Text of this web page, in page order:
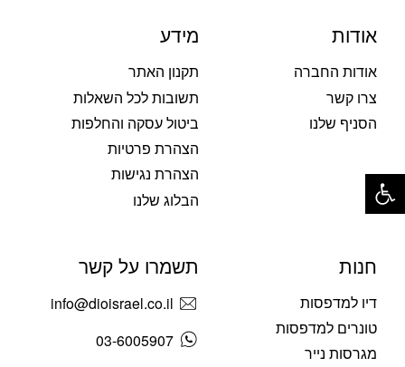
אודות
אודות החברה
צרו קשר
הסניף שלנו
מידע
תקנון האתר
תשובות לכל השאלות
ביטול עסקה והחלפות
הצהרת פרטיות
הצהרת נגישות
הבלוג שלנו
חנות
דיו למדפסות
טונרים למדפסות
מגרסות נייר
תשמרו על קשר
info@dioisrael.co.il
03-6005907
פתח סרגל נגישות